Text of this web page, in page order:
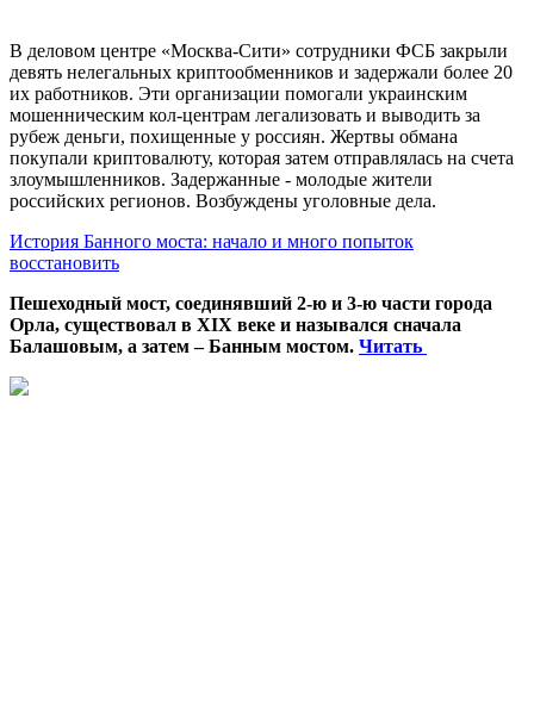
В деловом центре «Москва-Сити» сотрудники ФСБ закрыли
девять нелегальных криптообменников и задержали более 20
их работников. Эти организации помогали украинским
мошенническим кол-центрам легализовать и выводить за
рубеж деньги, похищенные у россиян. Жертвы обмана
покупали криптовалюту, которая затем отправлялась на счета
злоумышленников. Задержанные - молодые жители
российских регионов. Возбуждены уголовные дела.
История Банного моста: начало и много попыток
восстановить
Пешеходный мост, соединявший 2-ю и 3-ю части города
Орла, существовал в XIX веке и назывался сначала
Балашовым, а затем – Банным мостом. Читать